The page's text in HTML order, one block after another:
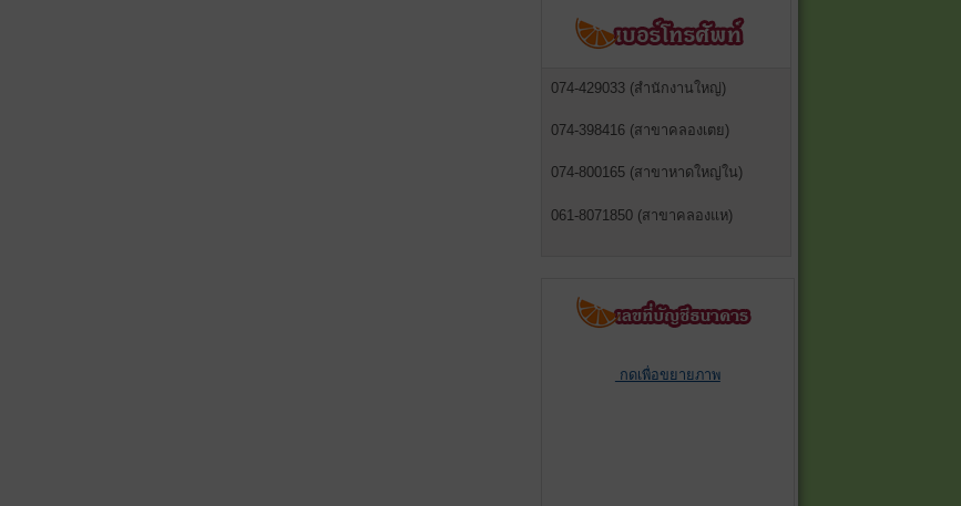
074-429033 (สำนักงานใหญ่)
074-398416 (สาขาคลองเตย)
074-800165 (สาขาหาดใหญ่ใน)
061-8071850 (สาขาคลองแห)
กดเพื่อขยายภาพ